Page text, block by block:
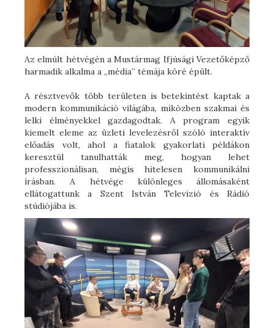
Az elmúlt hétvégén a Mustármag Ifjúsági Vezetőképző
harmadik alkalma a „média” témája köré épült.
A résztvevők több területen is betekintést kaptak a
modern kommunikáció világába, miközben szakmai és
lelki élményekkel gazdagodtak. A program egyik
kiemelt eleme az üzleti levelezésről szóló interaktív
előadás volt, ahol a fiatalok gyakorlati példákon
keresztül tanulhatták meg, hogyan lehet
professzionálisan, mégis hitelesen kommunikálni
írásban. A hétvége különleges állomásaként
ellátogattunk a Szent István Televízió és Rádió
stúdiójába is.